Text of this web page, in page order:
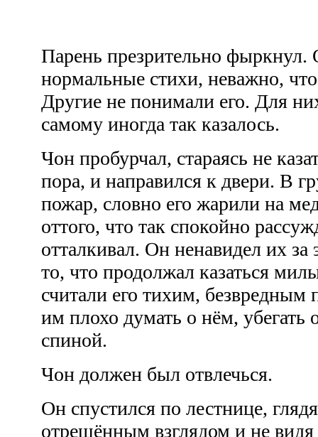
Парень презрительно фыркнул.
нормальные стихи, неважно,
Другие не понимали его. Для
самому иногда так казалось.
Чон пробурчал, стараясь не
пора, и направился к двери. В
пожар, словно его жарили на
оттого, что так спокойно
отталкивал. Он ненавидел их за
то, что продолжал казаться
считали его тихим,
им плохо думать о нём, убегать
спиной.
Чон должен был отвлечься.
Он спустился по лестнице,
отрешённым взглядом и не видя